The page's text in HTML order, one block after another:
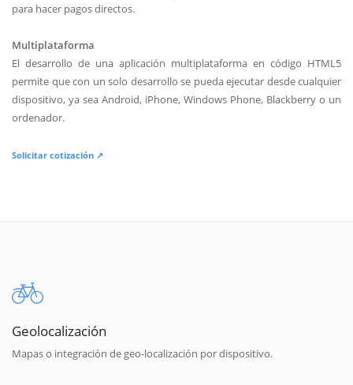
para hacer pagos directos.
Multiplataforma
El desarrollo de una aplicación multiplataforma en código HTML5
permite que con un solo desarrollo se pueda ejecutar desde cualquier
dispositivo, ya sea Android, iPhone, Windows Phone, Blackberry o un
ordenador.
Solicitar cotización ↗
Geolocalización
Mapas o integración de geo-localización por dispositivo.